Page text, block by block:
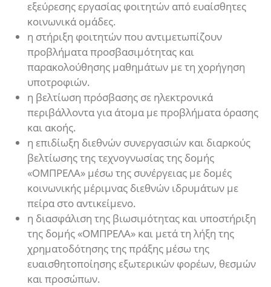
εξεύρεσης εργασίας φοιτητών από ευαίσθητες
κοινωνικά ομάδες.
η στήριξη φοιτητών που αντιμετωπίζουν
προβλήματα προσβασιμότητας και
παρακολούθησης μαθημάτων με τη χορήγηση
υποτροφιών.
η βελτίωση πρόσβασης σε ηλεκτρονικά
περιβάλλοντα για άτομα με προβλήματα όρασης
και ακοής.
η επιδίωξη διεθνών συνεργασιών και διαρκούς
βελτίωσης της τεχνογνωσίας της δομής
«ΟΜΠΡΕΛΑ» μέσω της συνέργειας με δομές
κοινωνικής μέριμνας διεθνών ιδρυμάτων με
πείρα στο αντικείμενο.
η διασφάλιση της βιωσιμότητας και υποστήριξη
της δομής «ΟΜΠΡΕΛΑ» και μετά τη λήξη της
χρηματοδότησης της πράξης μέσω της
ευαισθητοποίησης εξωτερικών φορέων, θεσμών
και προσώπων.